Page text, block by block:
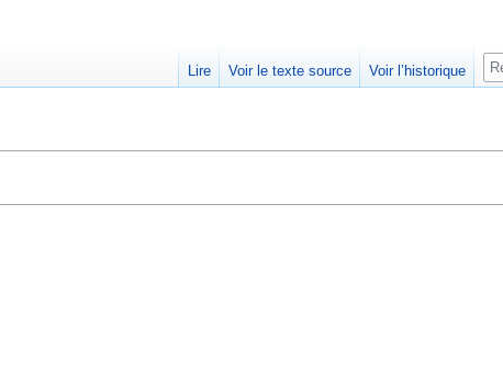
Lire Voir le texte source Voir l’historique